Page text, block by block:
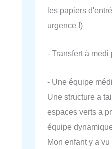
les papiers
urgence !)
- Transfert à
- Une équipe
Une structure a
espaces verts a
équipe
Mon enfant y a